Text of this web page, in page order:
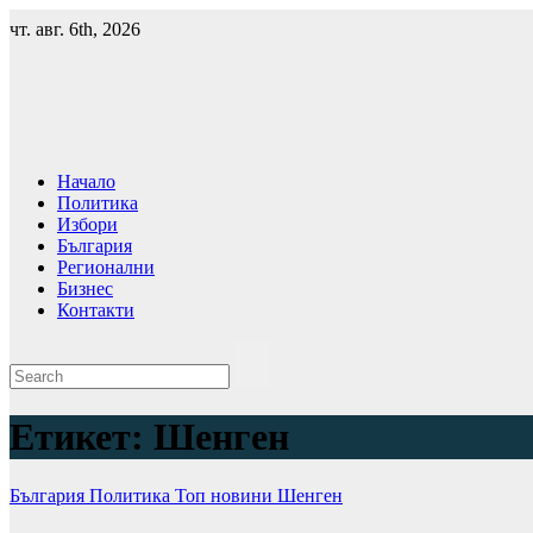
to
чт. авг. 6th, 2026
Начало
Политика
Избори
България
Регионални
Бизнес
Контакти
Етикет: Шенген
България Политика Топ новини Шенген